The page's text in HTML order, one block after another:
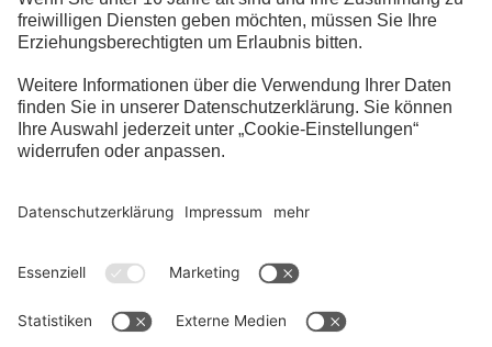
Pflichten im elektronischen Geschäftsverkehr:
§ 312i Abs. 1 Satz 1 Nr.1, 2 und 3 sowie Satz 2
Geschäftsverkehr bestimmte Verpflichtungen
des Unternehmers vorsehen, werden hiermit
abbedungen.
Fragen & Antworten
Impressum